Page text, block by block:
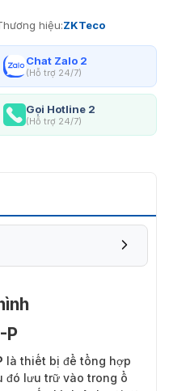
hiệu:ZKTeco
Chat Zalo 2
(Hỗ trợ 24/7)
Gọi Hotline 2
(Hỗ trợ 24/7)
về đầu ghi hình
P
là thiết bị để tổng hợp
đó lưu trữ vào trong ổ